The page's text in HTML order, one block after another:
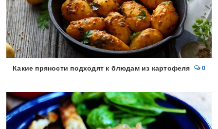
Какие пряности подходят к блюдам из картофеля 0